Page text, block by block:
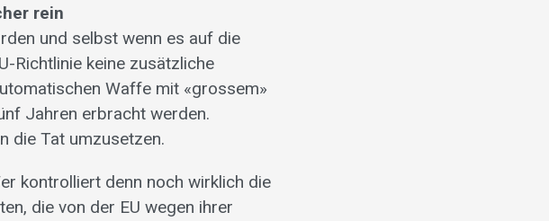
rein
und selbst wenn es auf die
Richtlinie keine zusätzliche
Waffe mit «grossem»
Jahren erbracht werden.
die Tat umzusetzen.
kontrolliert denn noch wirklich die
die von der EU wegen ihrer